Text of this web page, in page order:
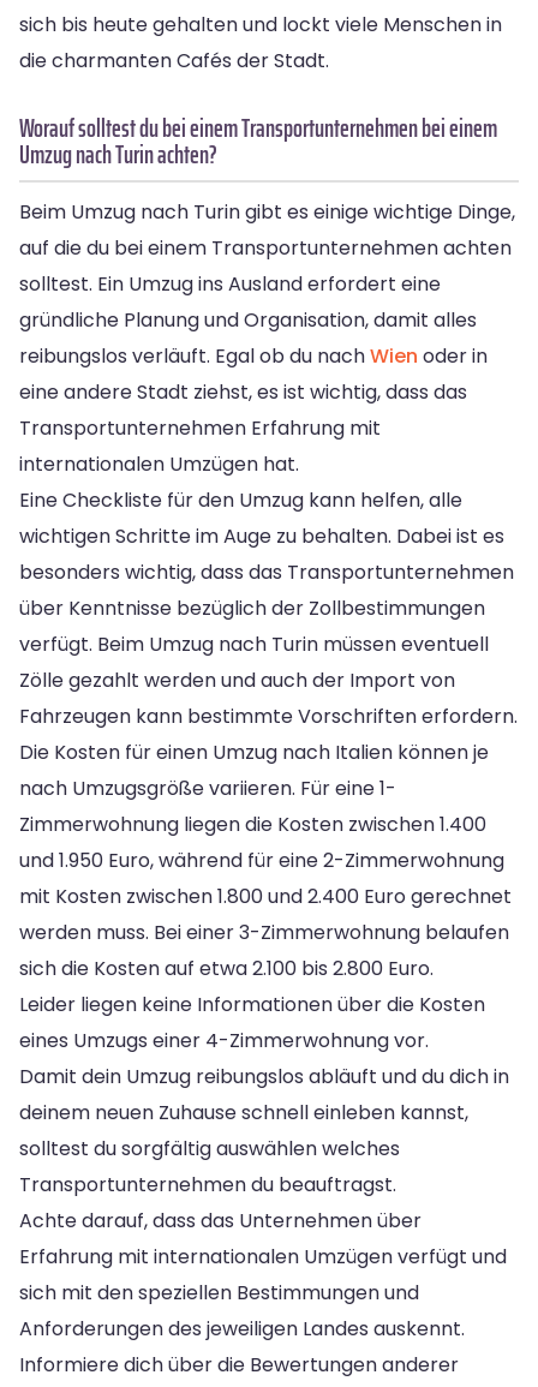
sich bis heute gehalten und lockt viele Menschen in
die charmanten Cafés der Stadt.
Worauf solltest du bei einem Transportunternehmen bei einem
Umzug nach Turin achten?
Beim Umzug nach Turin gibt es einige wichtige Dinge,
auf die du bei einem Transportunternehmen achten
solltest. Ein Umzug ins Ausland erfordert eine
gründliche Planung und Organisation, damit alles
reibungslos verläuft. Egal ob du nachWien oder in
eine andere Stadt ziehst, es ist wichtig, dass das
Transportunternehmen Erfahrung mit
internationalen Umzügen hat.
Eine Checkliste für den Umzug kann helfen, alle
wichtigen Schritte im Auge zu behalten. Dabei ist es
besonders wichtig, dass das Transportunternehmen
über Kenntnisse bezüglich der Zollbestimmungen
verfügt. Beim Umzug nach Turin müssen eventuell
Zölle gezahlt werden und auch der Import von
Fahrzeugen kann bestimmte Vorschriften erfordern.
Die Kosten für einen Umzug nach Italien können je
nach Umzugsgröße variieren. Für eine 1-
Zimmerwohnung liegen die Kosten zwischen 1.400
und 1.950 Euro, während für eine 2-Zimmerwohnung
mit Kosten zwischen 1.800 und 2.400 Euro gerechnet
werden muss. Bei einer 3-Zimmerwohnung belaufen
sich die Kosten auf etwa 2.100 bis 2.800 Euro.
Leider liegen keine Informationen über die Kosten
eines Umzugs einer 4-Zimmerwohnung vor.
Damit dein Umzug reibungslos abläuft und du dich in
deinem neuen Zuhause schnell einleben kannst,
solltest du sorgfältig auswählen welches
Transportunternehmen du beauftragst.
Achte darauf, dass das Unternehmen über
Erfahrung mit internationalen Umzügen verfügt und
sich mit den speziellen Bestimmungen und
Anforderungen des jeweiligen Landes auskennt.
Informiere dich über die Bewertungen anderer